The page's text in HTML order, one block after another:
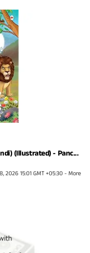
(Illustrated) - Panc...
2026 15:01 GMT +05:30 -More